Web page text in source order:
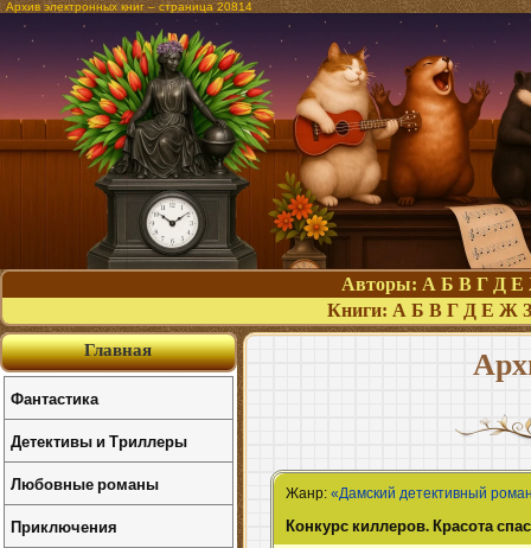
Архив электронных книг – страница 20814
Авторы: А Б В Г Д Е
Книги: А Б В Г Д Е Ж З
Жанр:«Дамский детективный
Конкурс киллеров. Красота
Главная
Фантастика
Детективы и Триллеры
Любовные романы
Приключения